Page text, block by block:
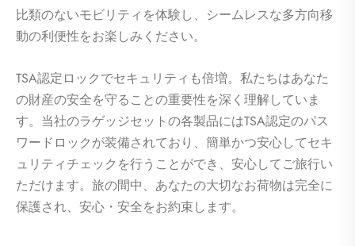
比類のないモビリティを体験し、シームレスな多方向移
動の利便性をお楽しみください。
TSA認定ロックでセキュリティも倍増。私たちはあなた
の財産の安全を守ることの重要性を深く理解していま
す。当社のラゲッジセットの各製品にはTSA認定のパス
ワードロックが装備されており、簡単かつ安心してセキ
ュリティチェックを行うことができ、安心してご旅行い
ただけます。旅の間中、あなたの大切なお荷物は完全に
保護され、安心・安全をお約束します。